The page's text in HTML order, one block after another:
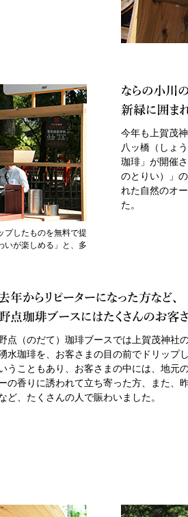
プしたものを無料で提
いが楽しめる」と、多
今年も上賀茂
八ッ橋（しょ
珈琲」が開催
のとりい）」
れた自然のオ
た。
点（のだて）珈琲ブースでは上賀茂神社
水珈琲を、お客さまの目の前でドリップ
うこともあり、お客さまの中には、地元
の香りに誘われて立ち寄った方、また、
ど、たくさんの人で賑わいました。